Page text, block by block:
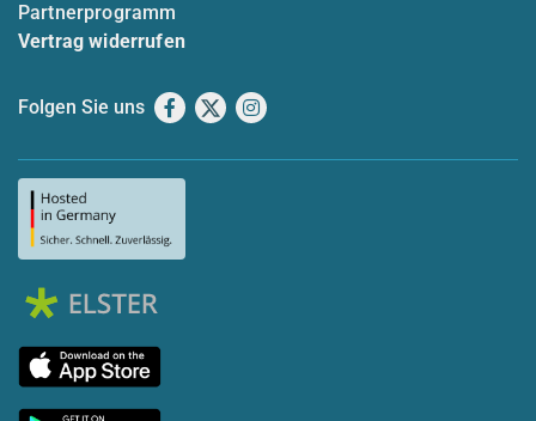
Partnerprogramm
Vertrag widerrufen
Folgen Sie uns Facebook
X Instagram